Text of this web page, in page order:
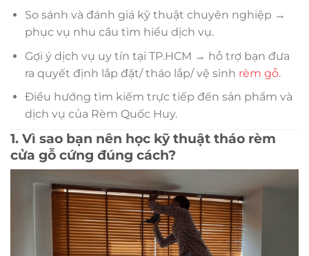
So sánh và đánh giá kỹ thuật chuyên nghiệp →
phục vụ nhu cầu tìm hiểu dịch vụ.
Gợi ý dịch vụ uy tín tại TP.HCM → hỗ trợ bạn đưa
ra quyết định lắp đặt/ tháo lắp/ vệ sinh rèm gỗ.
Điều hướng tìm kiếm trực tiếp đến sản phẩm và
dịch vụ của Rèm Quốc Huy.
1. Vì sao bạn nên học kỹ thuật tháo rèm
cửa gỗ cứng đúng cách?